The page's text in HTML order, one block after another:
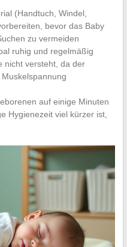
(Handtuch, Windel,
bevor das Baby
zu vermeiden
ruhig und regelmäßig
nicht versteht, da der
auf einige Minuten
Hygienezeit viel kürzer ist,